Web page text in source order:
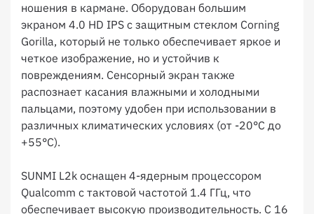
ношения в кармане. Оборудован большим
экраном 4.0 HD IPS с защитным стеклом Corning
Gorilla, который не только обеспечивает яркое и
четкое изображение, но и устойчив к
повреждениям. Сенсорный экран также
распознает касания влажными и холодными
пальцами, поэтому удобен при использовании в
различных климатических условиях (от -20°C до
+55°C).
SUNMI L2k оснащен 4-ядерным процессором
Qualcomm с тактовой частотой 1.4 ГГц, что
обеспечивает высокую производительность. С 16